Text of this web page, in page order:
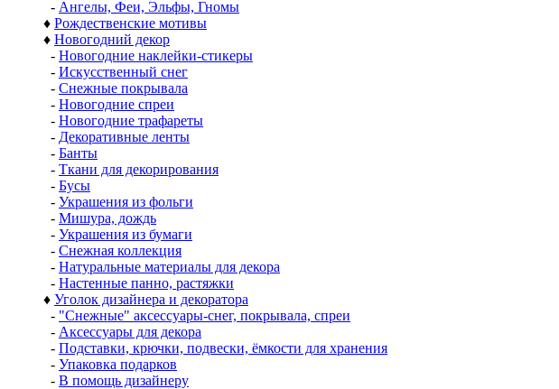
- Ангелы, Феи, Эльфы, Гномы
♦ Рождественские мотивы
♦ Новогодний декор
- Новогодние наклейки-стикеры
- Искусственный снег
- Снежные покрывала
- Новогодние спреи
- Новогодние трафареты
- Декоративные ленты
- Банты
- Ткани для декорирования
- Бусы
- Украшения из фольги
- Мишура, дождь
- Украшения из бумаги
- Снежная коллекция
- Натуральные материалы для декора
- Настенные панно, растяжки
♦ Уголок дизайнера и декоратора
- "Снежные" аксессуары-снег, покрывала, спреи
- Аксессуары для декора
- Подставки, крючки, подвески, ёмкости для хранения
- Упаковка подарков
- В помощь дизайнеру